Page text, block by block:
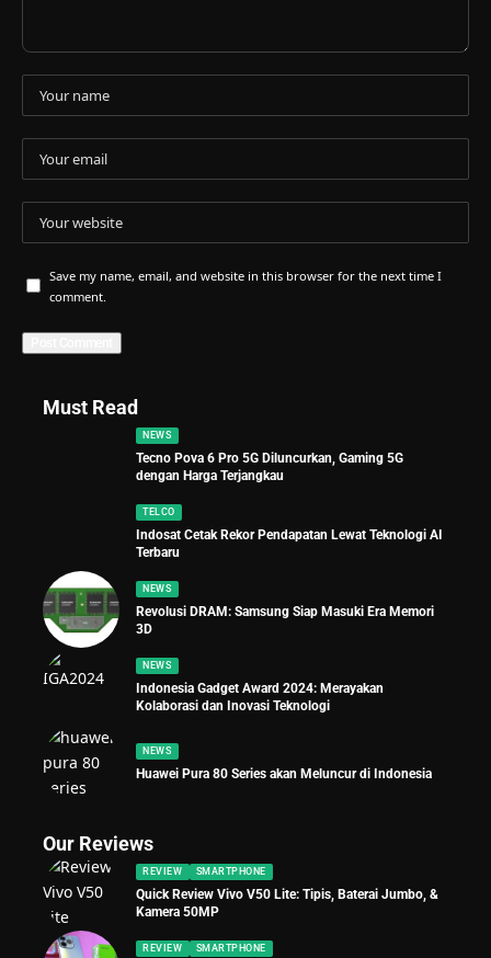
Save my name, email, and website in this browser for the next time I
comment.
Must Read
NEWS
Tecno Pova 6 Pro 5G Diluncurkan, Gaming 5G
dengan Harga Terjangkau
TELCO
Indosat Cetak Rekor Pendapatan Lewat Teknologi AI
Terbaru
NEWS
Revolusi DRAM: Samsung Siap Masuki Era Memori
3D
NEWS
Indonesia Gadget Award 2024: Merayakan
Kolaborasi dan Inovasi Teknologi
NEWS
Huawei Pura 80 Series akan Meluncur di Indonesia
Our Reviews
REVIEW SMARTPHONE
Quick Review Vivo V50 Lite: Tipis, Baterai Jumbo, &
Kamera 50MP
REVIEW SMARTPHONE